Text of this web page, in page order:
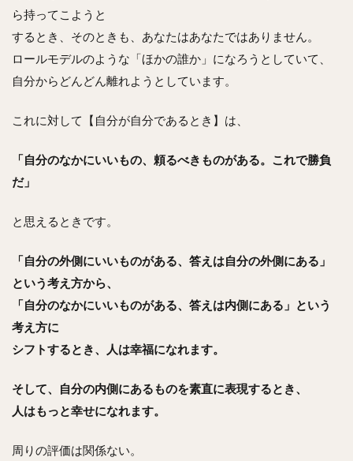
ら持ってこようと
するとき、そのときも、あなたはあなたではありません。
ロールモデルのような「ほかの誰か」になろうとしていて、
自分からどんどん離れようとしています。
これに対して【自分が自分であるとき】は、
「自分のなかにいいもの、頼るべきものがある。これで勝負
だ」
と思えるときです。
「自分の外側にいいものがある、答えは自分の外側にある」
という考え方から、
「自分のなかにいいものがある、答えは内側にある」という
考え方に
シフトするとき、人は幸福になれます。
そして、自分の内側にあるものを素直に表現するとき、
人はもっと幸せになれます。
周りの評価は関係ない。